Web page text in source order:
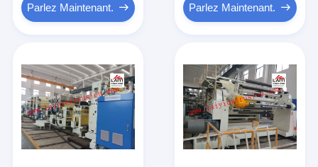
Parlez Maintenant. Parlez Maintenant.